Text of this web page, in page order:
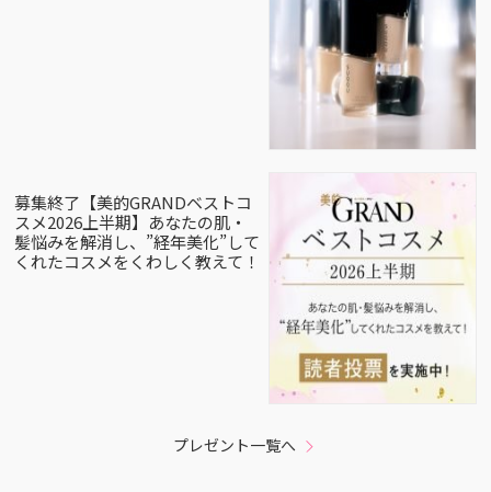
募集終了【美的GRANDベストコ
スメ2026上半期】あなたの肌・
髪悩みを解消し、”経年美化”して
くれたコスメをくわしく教えて！
プレゼント一覧へ